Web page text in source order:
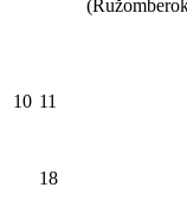
10 11
18